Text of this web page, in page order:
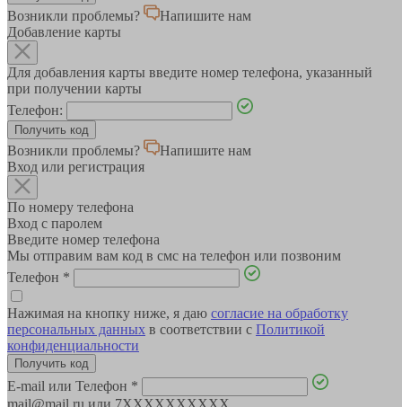
Возникли проблемы?
Напишите нам
Добавление карты
Для добавления карты введите номер телефона, указанный
при получении карты
Телефон:
Возникли проблемы?
Напишите нам
Вход или регистрация
По номеру телефона
Вход с паролем
Введите номер телефона
Мы отправим вам код в смс на телефон или позвоним
Телефон *
Нажимая на кнопку ниже, я даю согласие на обработку
персональных данных в соответствии с Политикой
конфиденциальности
E-mail или Телефон *